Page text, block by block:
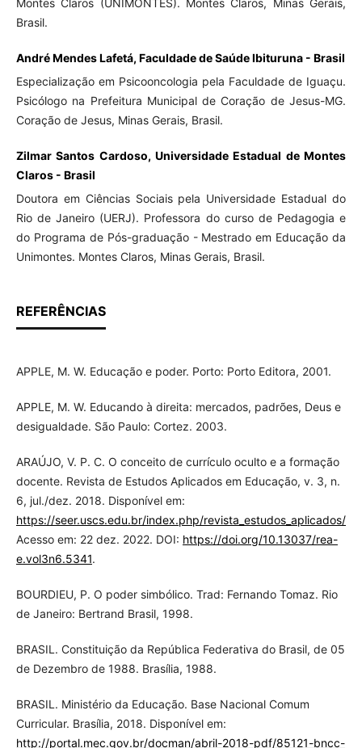
Montes Claros (UNIMONTES). Montes Claros, Minas Gerais,
Brasil.
André Mendes Lafetá, Faculdade de Saúde Ibituruna - Brasil
Especialização em Psicooncologia pela Faculdade de Iguaçu.
Psicólogo na Prefeitura Municipal de Coração de Jesus-MG.
Coração de Jesus, Minas Gerais, Brasil.
Zilmar Santos Cardoso, Universidade Estadual de Montes
Claros - Brasil
Doutora em Ciências Sociais pela Universidade Estadual do
Rio de Janeiro (UERJ). Professora do curso de Pedagogia e
do Programa de Pós-graduação - Mestrado em Educação da
Unimontes. Montes Claros, Minas Gerais, Brasil.
REFERÊNCIAS
APPLE, M. W. Educação e poder. Porto: Porto Editora, 2001.
APPLE, M. W. Educando à direita: mercados, padrões, Deus e
desigualdade. São Paulo: Cortez. 2003.
ARAÚJO, V. P. C. O conceito de currículo oculto e a formação
docente. Revista de Estudos Aplicados em Educação, v. 3, n.
6, jul./dez. 2018. Disponível em:
https://seer.uscs.edu.br/index.php/revista_estudos_aplicados/
Acesso em: 22 dez. 2022. DOI: https://doi.org/10.13037/rea-
e.vol3n6.5341.
BOURDIEU, P. O poder simbólico. Trad: Fernando Tomaz. Rio
de Janeiro: Bertrand Brasil, 1998.
BRASIL. Constituição da República Federativa do Brasil, de 05
de Dezembro de 1988. Brasília, 1988.
BRASIL. Ministério da Educação. Base Nacional Comum
Curricular. Brasília, 2018. Disponível em:
http://portal.mec.gov.br/docman/abril-2018-pdf/85121-bncc-